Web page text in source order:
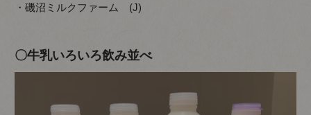
・磯沼ミルクファーム (J)
〇牛乳いろいろ飲み並べ